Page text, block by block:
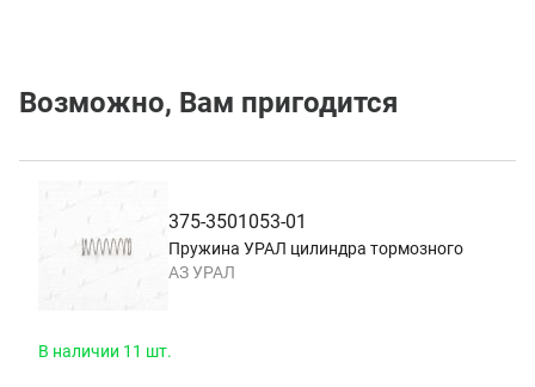
Возможно, Вам пригодится
375-3501053-01
Пружина УРАЛ цилиндра тормозного
АЗ УРАЛ
В наличии 11 шт.